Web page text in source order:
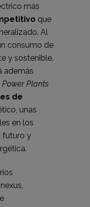
más
que
Al
consumo de
y sostenible.
además
Power Plants
de
unas
en los
futuro y